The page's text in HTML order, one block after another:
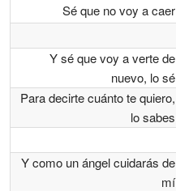
Sé que no voy a caer
Y sé que voy a verte de
nuevo, lo sé
Para decirte cuánto te quiero,
lo sabes
Y como un ángel cuidarás de
mí